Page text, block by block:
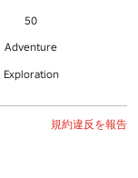
50
Adventure
Exploration
規約違反を報告